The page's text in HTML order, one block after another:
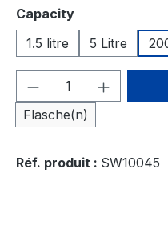
Sélectionnez
Capacity
1.5 litre
5 Litre
Quantité de
Flasche(n)
Réf. produit : SW10045